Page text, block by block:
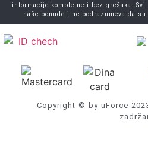
informacije kompletne i bez grešaka.
naše ponude i ne podrazumeva da
Copyright © by uForce